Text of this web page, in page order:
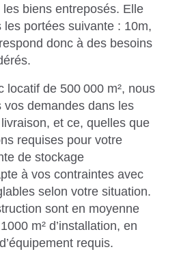
biens entreposés. Elle
portées suivante : 10m,
donc à des besoins
locatif de 500 000 m², nous
vos demandes dans les
et ce, quelles que
requises pour votre
de stockage
à vos contraintes avec
selon votre situation.
sont en moyenne
m² d’installation, en
requis.